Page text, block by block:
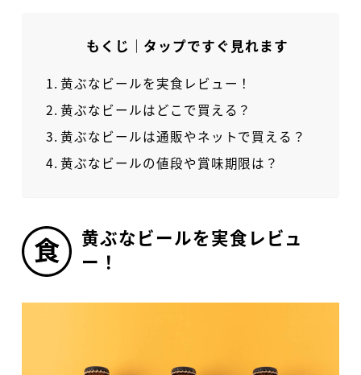
もくじ｜タップですぐ見れます
黄ぶなビールを実食レビュー！
黄ぶなビールはどこで買える？
黄ぶなビールは通販やネットで買える？
黄ぶなビールの値段や賞味期限は？
黄ぶなビールを実食レビュ
ー！